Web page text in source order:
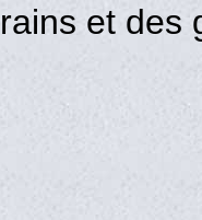
et des